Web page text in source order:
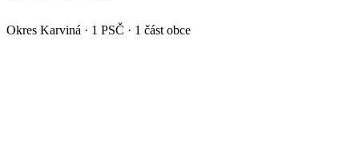
Okres Karviná · 1 PSČ · 1 část obce